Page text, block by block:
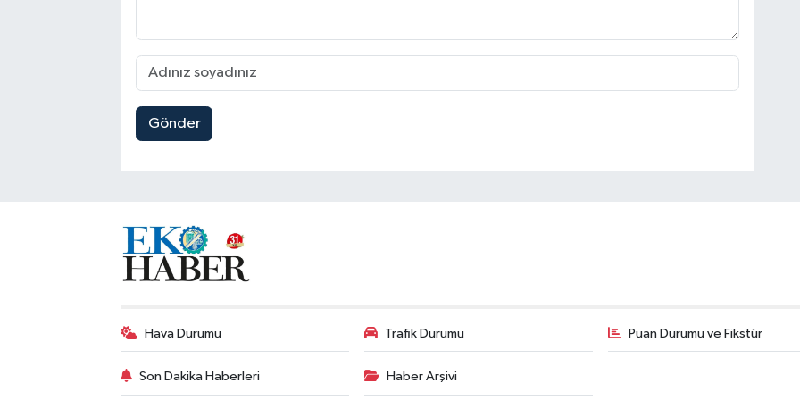
Gönder
Hava Durumu Trafik Durumu Puan Durumu ve Fikstür
Son Dakika Haberleri Haber Arşivi